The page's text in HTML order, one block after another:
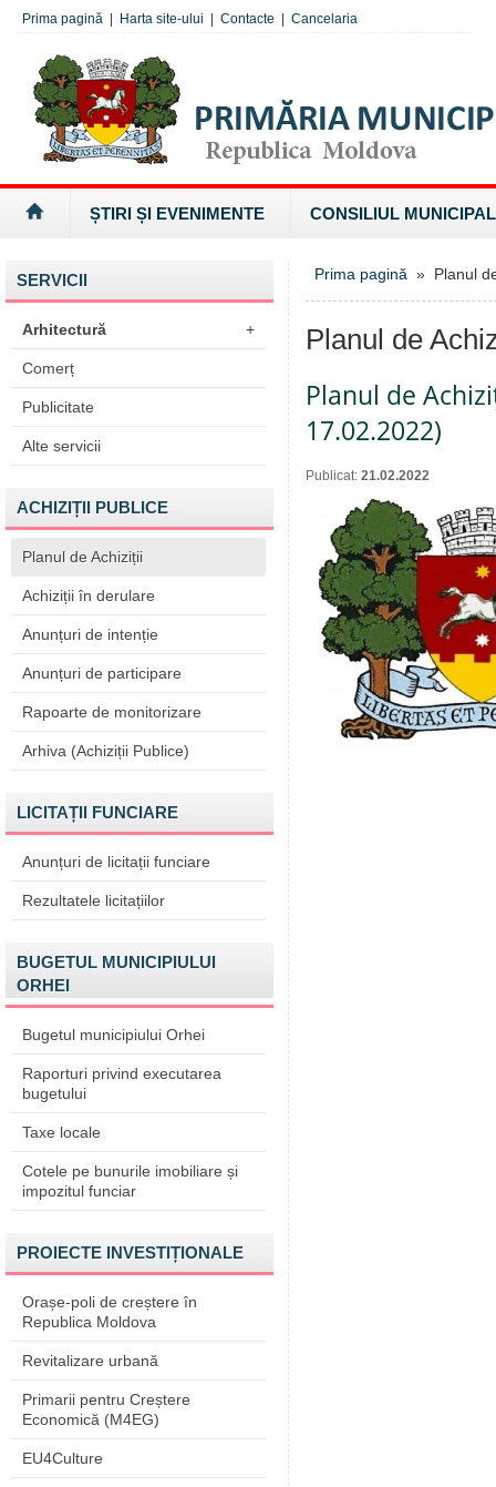
Prima pagină Harta site-ului Contacte Cancelaria
ȘTIRI ȘI EVENIMENTE CONSILIUL MUNICIPAL
SERVICII
Arhitectură +
Comerț
Publicitate
Alte servicii
ACHIZIȚII PUBLICE
Planul de Achiziții
Achiziții în derulare
Anunțuri de intenție
Anunțuri de participare
Rapoarte de monitorizare
Arhiva (Achiziții Publice)
LICITAȚII FUNCIARE
Anunțuri de licitații funciare
Rezultatele licitațiilor
BUGETUL MUNICIPIULUI
ORHEI
Bugetul municipiului Orhei
Raporturi privind executarea
bugetului
Taxe locale
Cotele pe bunurile imobiliare și
impozitul funciar
PROIECTE INVESTIȚIONALE
Orașe-poli de creștere în
Republica Moldova
Revitalizare urbană
Primarii pentru Creștere
Economică (M4EG)
EU4Culture
Prima pagină » Planul
Planul de
Planul de
17.02.2022)
Publicat: 21.02.2022